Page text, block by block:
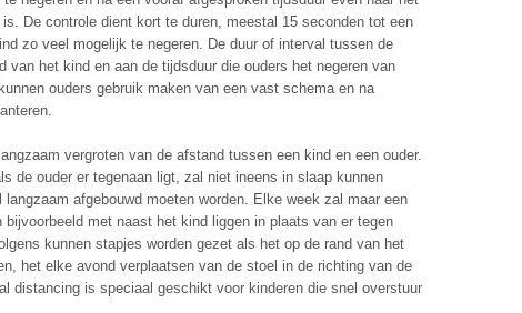
De controle dient kort te duren, meestal 15 seconden tot een
zo veel mogelijk te negeren. De duur of interval tussen de
van het kind en aan de tijdsduur die ouders het negeren van
ouders gebruik maken van een vast schema en na
vergroten van de afstand tussen een kind en een ouder.
de ouder er tegenaan ligt, zal niet ineens in slaap kunnen
afgebouwd moeten worden. Elke week zal maar een
met naast het kind liggen in plaats van er tegen
kunnen stapjes worden gezet als het op de rand van het
het elke avond verplaatsen van de stoel in de richting van de
distancing is speciaal geschikt voor kinderen die snel overstuur